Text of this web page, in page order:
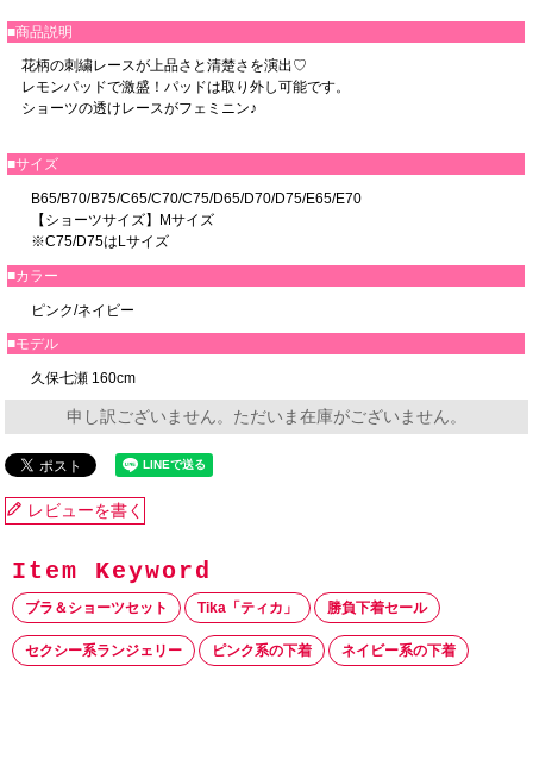
■商品説明
花柄の刺繍レースが上品さと清楚さを演出♡
レモンパッドで激盛！パッドは取り外し可能です。
ショーツの透けレースがフェミニン♪
■サイズ
B65/B70/B75/C65/C70/C75/D65/D70/D75/E65/E70
【ショーツサイズ】Mサイズ
※C75/D75はLサイズ
■カラー
ピンク/ネイビー
■モデル
久保七瀬 160cm
申し訳ございません。ただいま在庫がございません。
レビューを書く
ブラ＆ショーツセット Tika「ティカ」 勝負下着セール
セクシー系ランジェリー ピンク系の下着 ネイビー系の下着